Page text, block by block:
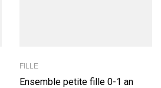
FILLE
Ensemble petite fille 0-1 an